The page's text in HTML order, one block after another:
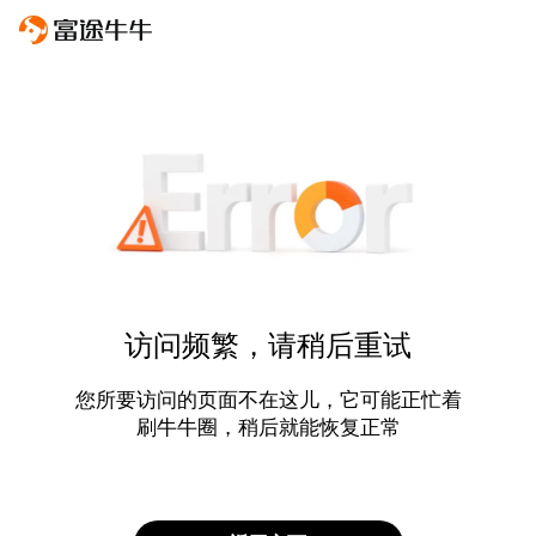
访问频繁，请稍后重试
您所要访问的页面不在这儿，它可能正忙着
刷牛牛圈，稍后就能恢复正常